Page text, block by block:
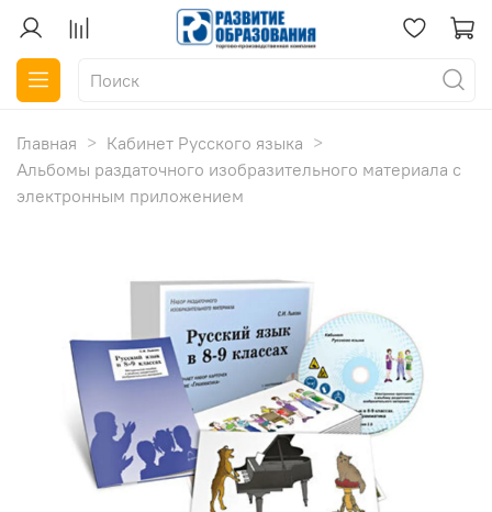
Главная
Кабинет Русского языка
Альбомы раздаточного изобразительного материала с
электронным приложением